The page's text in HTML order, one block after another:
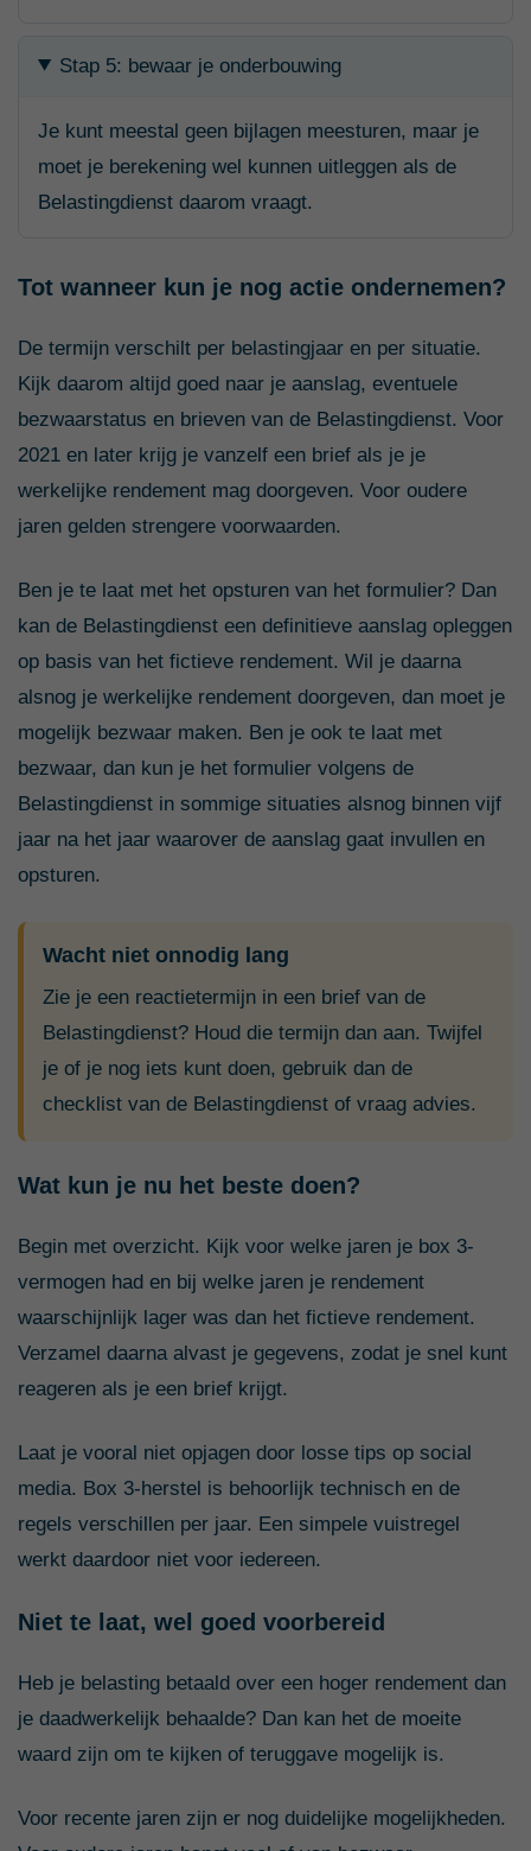
Stap 5: bewaar je onderbouwing
Je kunt meestal geen bijlagen meesturen, maar je
moet je berekening wel kunnen uitleggen als de
Belastingdienst daarom vraagt.
Tot wanneer kun je nog actie ondernemen?
De termijn verschilt per belastingjaar en per situatie.
Kijk daarom altijd goed naar je aanslag, eventuele
bezwaarstatus en brieven van de Belastingdienst. Voor
2021 en later krijg je vanzelf een brief als je je
werkelijke rendement mag doorgeven. Voor oudere
jaren gelden strengere voorwaarden.
Ben je te laat met het opsturen van het formulier? Dan
kan de Belastingdienst een definitieve aanslag opleggen
op basis van het fictieve rendement. Wil je daarna
alsnog je werkelijke rendement doorgeven, dan moet je
mogelijk bezwaar maken. Ben je ook te laat met
bezwaar, dan kun je het formulier volgens de
Belastingdienst in sommige situaties alsnog binnen vijf
jaar na het jaar waarover de aanslag gaat invullen en
opsturen.
Wacht niet onnodig lang
Zie je een reactietermijn in een brief van de
Belastingdienst? Houd die termijn dan aan. Twijfel
je of je nog iets kunt doen, gebruik dan de
checklist van de Belastingdienst of vraag advies.
Wat kun je nu het beste doen?
Begin met overzicht. Kijk voor welke jaren je box 3-
vermogen had en bij welke jaren je rendement
waarschijnlijk lager was dan het fictieve rendement.
Verzamel daarna alvast je gegevens, zodat je snel kunt
reageren als je een brief krijgt.
Laat je vooral niet opjagen door losse tips op social
media. Box 3-herstel is behoorlijk technisch en de
regels verschillen per jaar. Een simpele vuistregel
werkt daardoor niet voor iedereen.
Niet te laat, wel goed voorbereid
Heb je belasting betaald over een hoger rendement dan
je daadwerkelijk behaalde? Dan kan het de moeite
waard zijn om te kijken of teruggave mogelijk is.
Voor recente jaren zijn er nog duidelijke mogelijkheden.